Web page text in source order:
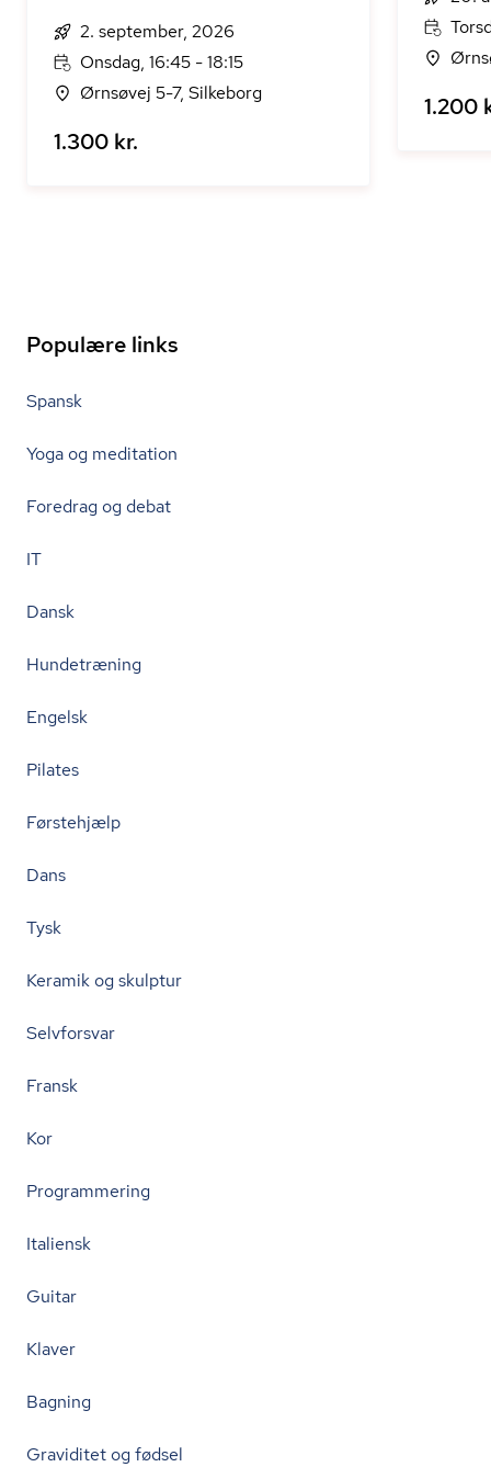
2. september, 2026
Onsdag, 16:45 - 18:15
Ørnsøvej 5-7, Silkeborg
1.300 kr.
1.200
Populære links
Spansk
Yoga og meditation
Foredrag og debat
IT
Dansk
Hundetræning
Engelsk
Pilates
Førstehjælp
Dans
Tysk
Keramik og skulptur
Selvforsvar
Fransk
Kor
Programmering
Italiensk
Guitar
Klaver
Bagning
Graviditet og fødsel